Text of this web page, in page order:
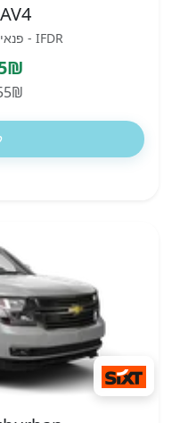
IFDR - פנאי שטח בינוני אוטומט